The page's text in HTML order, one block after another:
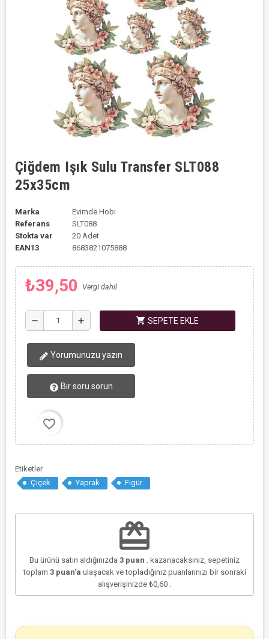
Çiğdem Işık Sulu Transfer SLT088
25x35cm
Marka
Evimde Hobi
Referans
SLT088
Stokta var
20 Adet
EAN13
8683821075888
₺39,50 Vergi dahil
remove add shopping_cart SEPETE EKLE
Yorumunuzu yazın
Bir soru sorun
favorite_border
Etiketler
Çiçek
Yaprak Figür
redeem
Bu ürünü satın aldığınızda 3 puan . kazanacaksınız, sepetiniz
toplam 3puan'a ulaşacak ve topladığınız puanlarınızı bir sonraki
alışverişinizde ₺0,60